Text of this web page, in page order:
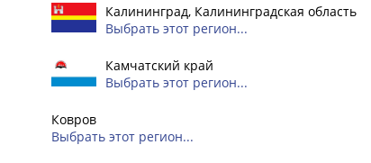
Калининград, Калининградская область
Выбрать этот регион...
Камчатский край
Выбрать этот регион...
Ковров
Выбрать этот регион...